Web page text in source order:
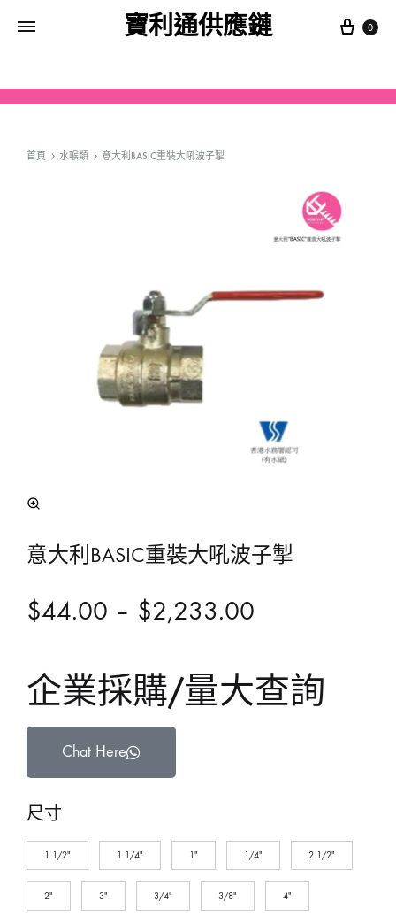
寶利通供應鏈 0
首頁 水喉類 意大利BASIC重裝大吼波子掣
意大利BASIC重裝大吼波子掣
$44.00 – $2,233.00
企業採購/量大查詢
Chat Here
尺寸
1 1/2" 1 1/4" 1" 1/4" 2 1/2"
2" 3" 3/4" 3/8" 4"